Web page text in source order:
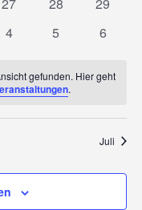
0
4
0
5
0
6
gefunden. Hier geht
.
Juli